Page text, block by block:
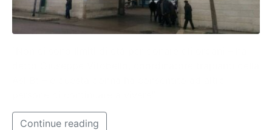
Continue reading